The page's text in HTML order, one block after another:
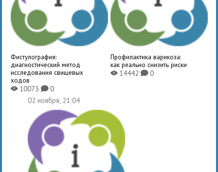
Фистулография:
диагностический метод
исследования свищевых
ходов
X10073K0
Профилактика варикоза:
как реально снизить риски
X14442 K0
02 ноября, 21:04